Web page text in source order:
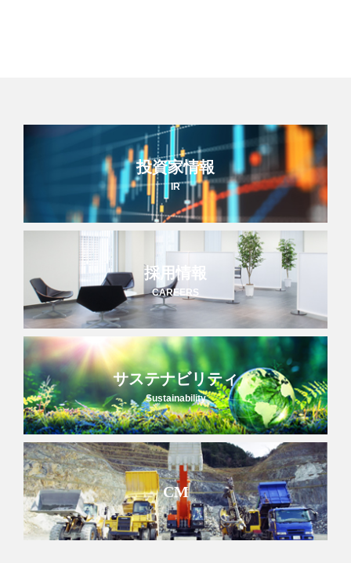
投資家情報
IR
採用情報
CAREERS
サステナビリティ
Sustainability
CM